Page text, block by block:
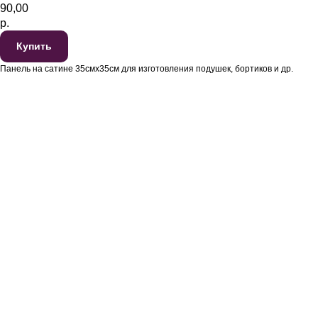
90,00
р.
Купить
Панель на сатине 35смх35см для изготовления подушек, бортиков и др.